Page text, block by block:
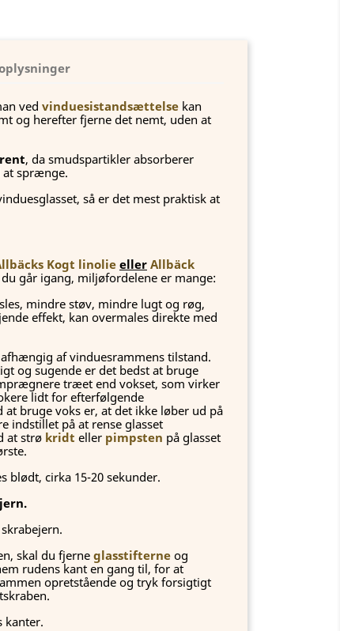
ved vinduesistandsættelse kan
og herefter fjerne det nemt, uden at
, da smudspartikler absorberer
at sprænge.
så er det mest praktisk at
Kogt linolie eller Allbäck
går igang, miljøfordelene er mange:
mindre støv, mindre lugt og røg,
effekt, kan overmales direkte med
af vinduesrammens tilstand.
og sugende er det bedst at bruge
træet end vokset, som virker
lidt for efterfølgende
bruge voks er, at det ikke løber ud på
indstillet på at rense glasset
at strø kridt eller pimpsten på glasset
blødt, cirka 15-20 sekunder.
skal du fjerne glasstifterne og
rudens kant en gang til, for at
opretstående og tryk forsigtigt
kanter.